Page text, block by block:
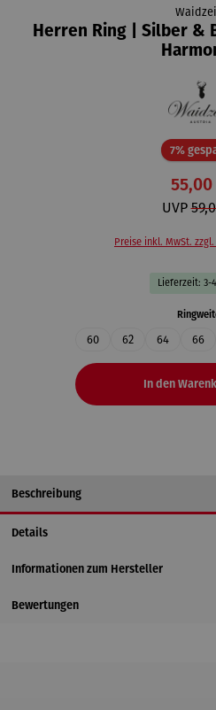
Herren Ring | Silber &
7%
55,00
UVP
Preise inkl. MwSt.
Lieferzeit: 3-
60 62 64 66
In den
Beschreibung
Details
Informationen zum Hersteller
Bewertungen